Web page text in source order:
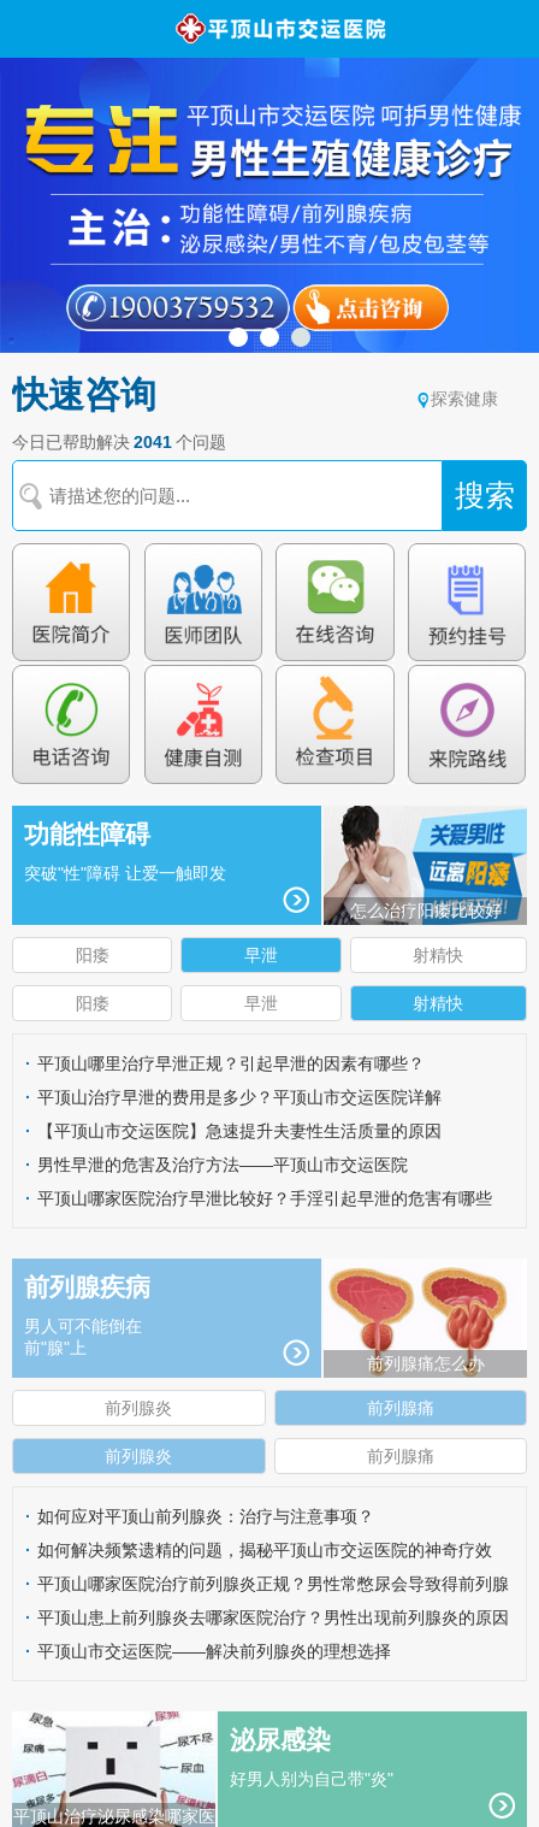
快速咨询 探索健康
今日已帮助解决2041个问题
功能性障碍
突破"性"障碍 让爱一触即发
怎么治疗阳痿比较好
阳痿 早泄 射精快
阳痿 早泄 射精快
· 平顶山哪里治疗早泄正规？引起早泄的因素有哪些？
· 平顶山治疗早泄的费用是多少？平顶山市交运医院详解
·
【平顶山市交运医院】急速提升夫妻性生活质量的原因
· 男性早泄的危害及治疗方法——平顶山市交运医院
· 平顶山哪家医院治疗早泄比较好？手淫引起早泄的危害有哪些
前列腺疾病
男人可不能倒在
前"腺"上
前列腺痛怎么办
前列腺炎 前列腺痛
前列腺炎 前列腺痛
· 如何应对平顶山前列腺炎：治疗与注意事项？
· 如何解决频繁遗精的问题，揭秘平顶山市交运医院的神奇疗效
· 平顶山哪家医院治疗前列腺炎正规？男性常憋尿会导致得前列腺
炎吗？
· 平顶山患上前列腺炎去哪家医院治疗？男性出现前列腺炎的原因
有哪些呢？
· 平顶山市交运医院——解决前列腺炎的理想选择
平顶山治疗泌尿感染哪家医
泌尿感染
好男人别为自己带"炎"